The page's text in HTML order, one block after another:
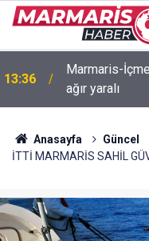
13:36
Marmaris-
11:41 Marmaris’te
Anasayfa Güncel
İTTİ MARMARİS SAHİL